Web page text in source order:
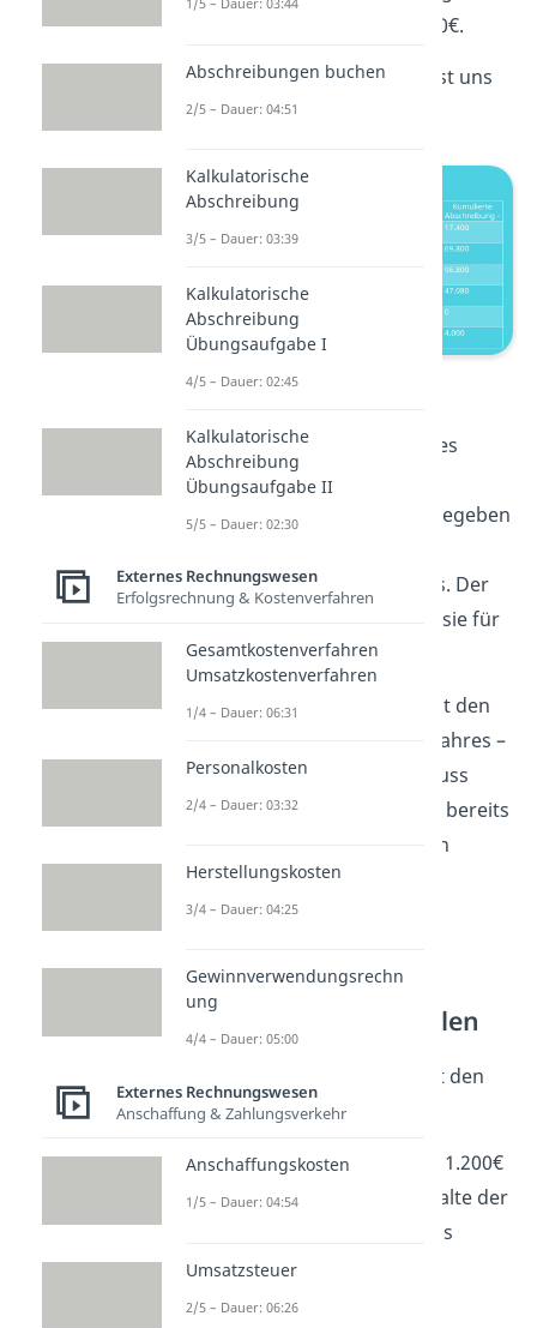
Buchwert jedoch bei 2.000€.
Der folgende Anlagespiegel ist uns
bereits gegeben.
Beispiel Anlagenspiegel
Also müssen wir nur noch alles
eintragen. Diekumulierten
Abschreibungen
, die schon gegeben
Anlagenspiegel des Vorjahres. Der
Einfachheit halber haben wir sie für
dich bereits eingetragen.
Beginne am besten immer mit den
des letzten Jahres –
sonst vergisst du sie am Schluss
noch. Danach können wir die bereits
angefallenen Abschreibungen
eintragen.
Geschäftsvorfälle
eintragen –
Anlagenspiegel erstellen
Nun beschäftigen wir uns mit den
Geschäftsvorfällen.
Im Ersten müssen wir die 1.200€
in die erste Zeile in die Spalte der
Zugänge eintragen, da das
Produkt ja als
Vermögensgegenstand
Abschreibungen buchen
2/5 – Dauer: 04:51
Kalkulatorische
Abschreibung
3/5 – Dauer: 03:39
Kalkulatorische
Abschreibung
Übungsaufgabe I
4/5 – Dauer: 02:45
Kalkulatorische
Abschreibung
Übungsaufgabe II
5/5 – Dauer: 02:30
Externes Rechnungswesen
Erfolgsrechnung & Kostenverfahren
Gesamtkostenverfahren
Umsatzkostenverfahren
1/4 – Dauer: 06:31
Personalkosten
2/4 – Dauer: 03:32
Herstellungskosten
3/4 – Dauer: 04:25
Gewinnverwendungsrechn
ung
4/4 – Dauer: 05:00
Externes Rechnungswesen
Anschaffung & Zahlungsverkehr
Anschaffungskosten
1/5 – Dauer: 04:54
Umsatzsteuer
2/5 – Dauer: 06:26